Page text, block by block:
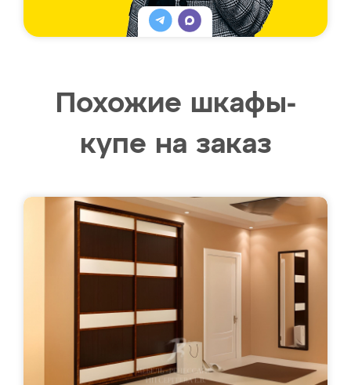
Похожие шкафы-
купе на заказ